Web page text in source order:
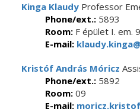
Kinga Klaudy Professor
Phone/ext.: 5893
Room: F épület I. em.
E-mail:
Kristóf András Móricz
Phone/ext.: 5892
Room: 09
E-mail: